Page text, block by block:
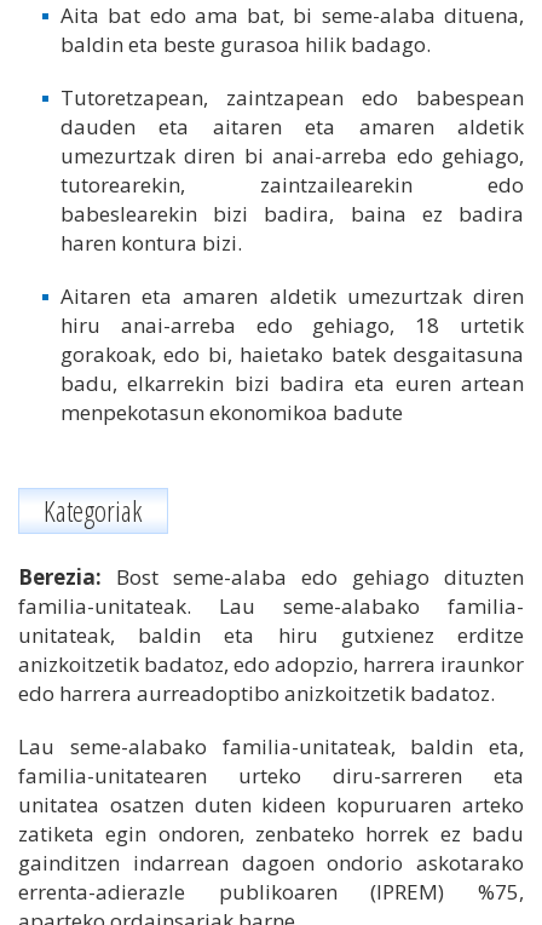
Aita bat edo ama bat, bi seme-alaba dituena,
baldin eta beste gurasoa hilik badago.
Tutoretzapean, zaintzapean edo babespean
dauden eta aitaren eta amaren aldetik
umezurtzak diren bi anai-arreba edo gehiago,
tutorearekin, zaintzailearekin edo
babeslearekin bizi badira, baina ez badira
haren kontura bizi.
Aitaren eta amaren aldetik umezurtzak diren
hiru anai-arreba edo gehiago, 18 urtetik
gorakoak, edo bi, haietako batek desgaitasuna
badu, elkarrekin bizi badira eta euren artean
menpekotasun ekonomikoa badute
Kategoriak
Berezia: Bost seme-alaba edo gehiago dituzten
familia-unitateak. Lau seme-alabako familia-
unitateak, baldin eta hiru gutxienez erditze
anizkoitzetik badatoz, edo adopzio, harrera iraunkor
edo harrera aurreadoptibo anizkoitzetik badatoz.
Lau seme-alabako familia-unitateak, baldin eta,
familia-unitatearen urteko diru-sarreren eta
unitatea osatzen duten kideen kopuruaren arteko
zatiketa egin ondoren, zenbateko horrek ez badu
gainditzen indarrean dagoen ondorio askotarako
errenta-adierazle publikoaren (IPREM) %75,